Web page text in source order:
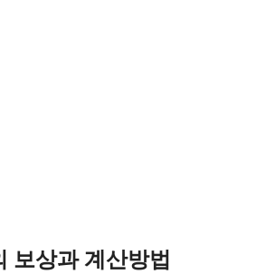
보상과 계산방법